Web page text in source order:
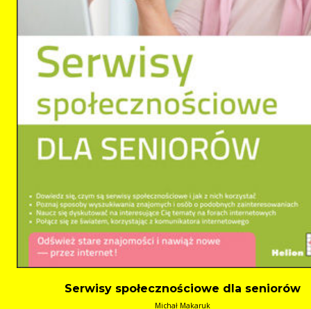
Serwisy społecznościowe dla seniorów
Michał Makaruk